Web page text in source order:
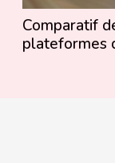
Comparatif
plateformes